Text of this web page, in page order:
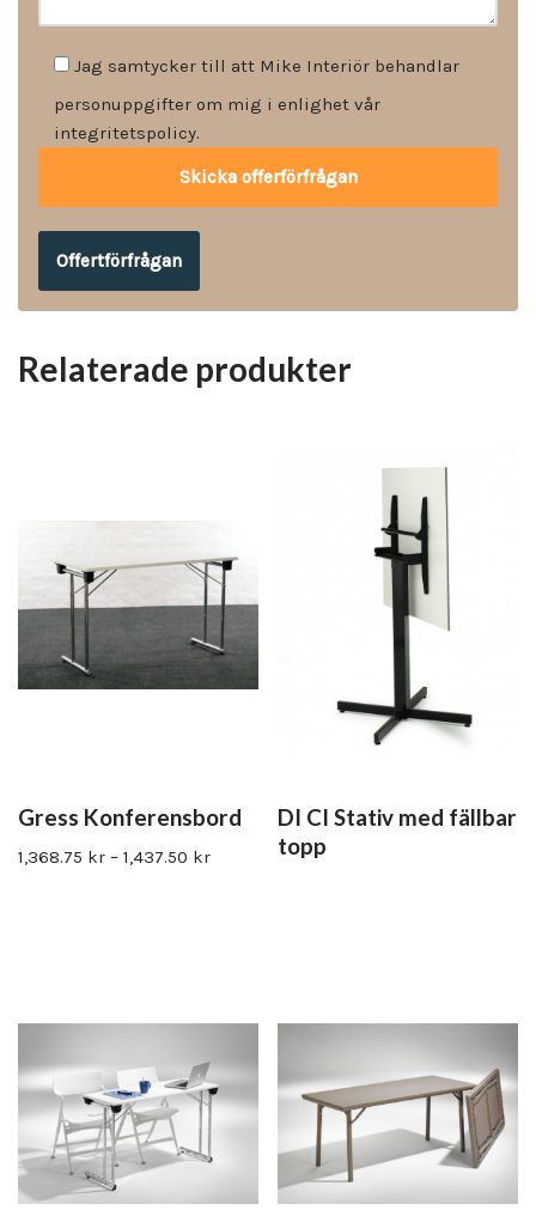
Jag samtycker till att Mike Interiör behandlar
personuppgifter om mig i enlighet vår
integritetspolicy.
Offertförfrågan
Relaterade produkter
Gress Konferensbord
1,368.75 kr – 1,437.50 kr
DI CI Stativ med fällbar
topp